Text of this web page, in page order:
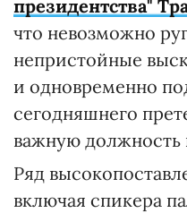
президентства"
что невозможно
непристойные
и одновременно
сегодняшнего
важную должность
Ряд
включая спикера